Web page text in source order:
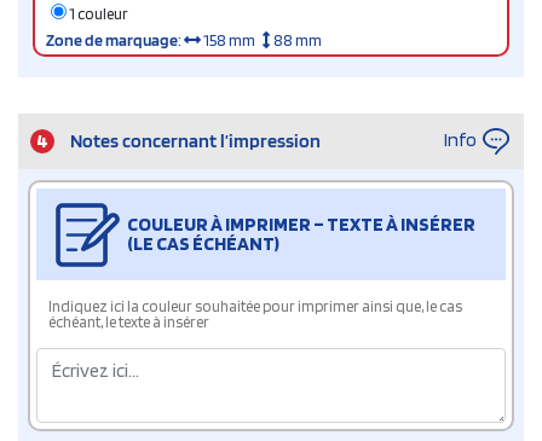
1 couleur
Zone de marquage: 158 mm 88 mm
4 Notes concernant l’impression Info
COULEUR À IMPRIMER – TEXTE À INSÉRER
(LE CAS ÉCHÉANT)
Indiquez ici la couleur souhaitée pour imprimer ainsi que, le cas
échéant, le texte à insérer